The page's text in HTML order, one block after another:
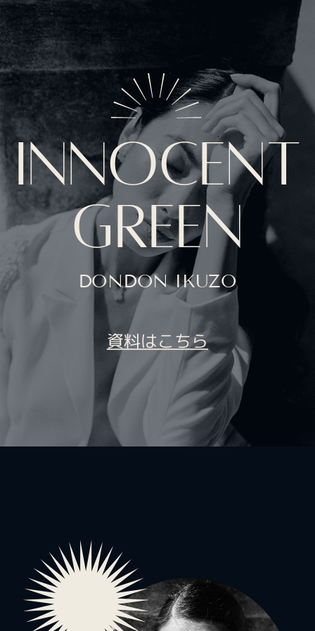
DONDON IKUZO
INNOCENT
GREEN
資料はこちら